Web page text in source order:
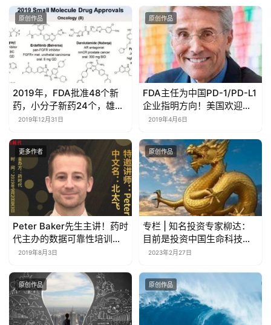
原创作品
2019年，FDA批准48个新
药，小分子新药24个，雄风
犹在！
2019年12月31日
原创作品
FDA主任为中国PD-1/PD-L1
企业指明方向！美国欢迎
您！
2019年4月6日
更多作者
Peter Baker先生主讲！药时
代主办的数据可靠性培训班
来啦！
2019年8月3日
原创作品
专栏 | 知名投资专家柳达：
目前是投资中国生命科技领
域的最佳时机
2023年2月27日
原创作品 原创作品